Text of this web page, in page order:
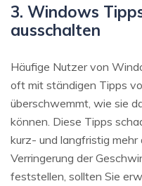
3. Windows
ausschalten
Häufige Nutzer von
oft mit ständigen Tipps
überschwemmt, wie sie
können. Diese Tipps
kurz- und langfristig mehr
Verringerung der
feststellen, sollten Sie